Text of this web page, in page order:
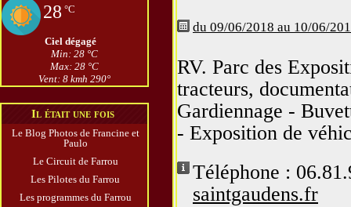
28 °C
Ciel dégagé
Min: 28 °C
Max: 28 °C
Vent: 8 kmh 290°
Il était une fois
Le Blog Photos de Francine et
Paulo
Le Circuit de Farrou
Les Pilotes du Farrou
Les programmes du Farrou
du 09/06/2018 au 10/06/
RV. Parc des
tracteurs,
Gardiennage -
- Exposition de
Téléphone :
saintgaudens.fr